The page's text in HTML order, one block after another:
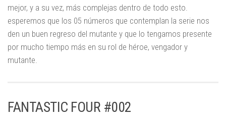
mejor, y a su vez, más complejas dentro de todo esto.
esperemos que los 05 números que contemplan la serie nos
den un buen regreso del mutante y que lo tengamos presente
por mucho tiempo más en su rol de héroe, vengador y
mutante.
FANTASTIC FOUR #002